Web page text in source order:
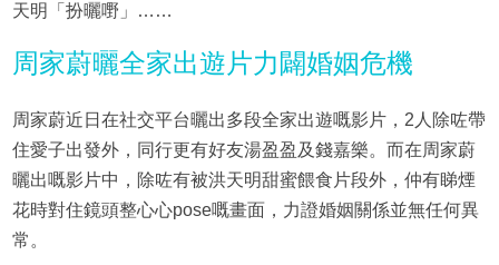
天明「扮曬嘢」……
周家蔚曬全家出遊片力闢婚姻危機
周家蔚近日在社交平台曬出多段全家出遊嘅影片，2人除咗帶
住愛子出發外，同行更有好友湯盈盈及錢嘉樂。而在周家蔚
曬出嘅影片中，除咗有被洪天明甜蜜餵食片段外，仲有睇煙
花時對住鏡頭整心心pose嘅畫面，力證婚姻關係並無任何異
常。